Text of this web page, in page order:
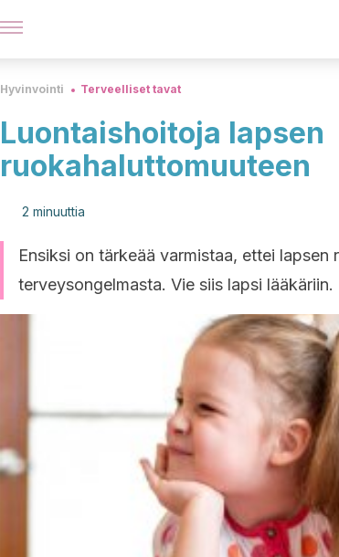
Hyvinvointi Terveelliset tavat
Luontaishoitoja lapsen
ruokahaluttomuuteen
2 minuuttia
Ensiksi on tärkeää varmistaa, ettei lapsen
terveysongelmasta. Vie siis lapsi lääkäriin.